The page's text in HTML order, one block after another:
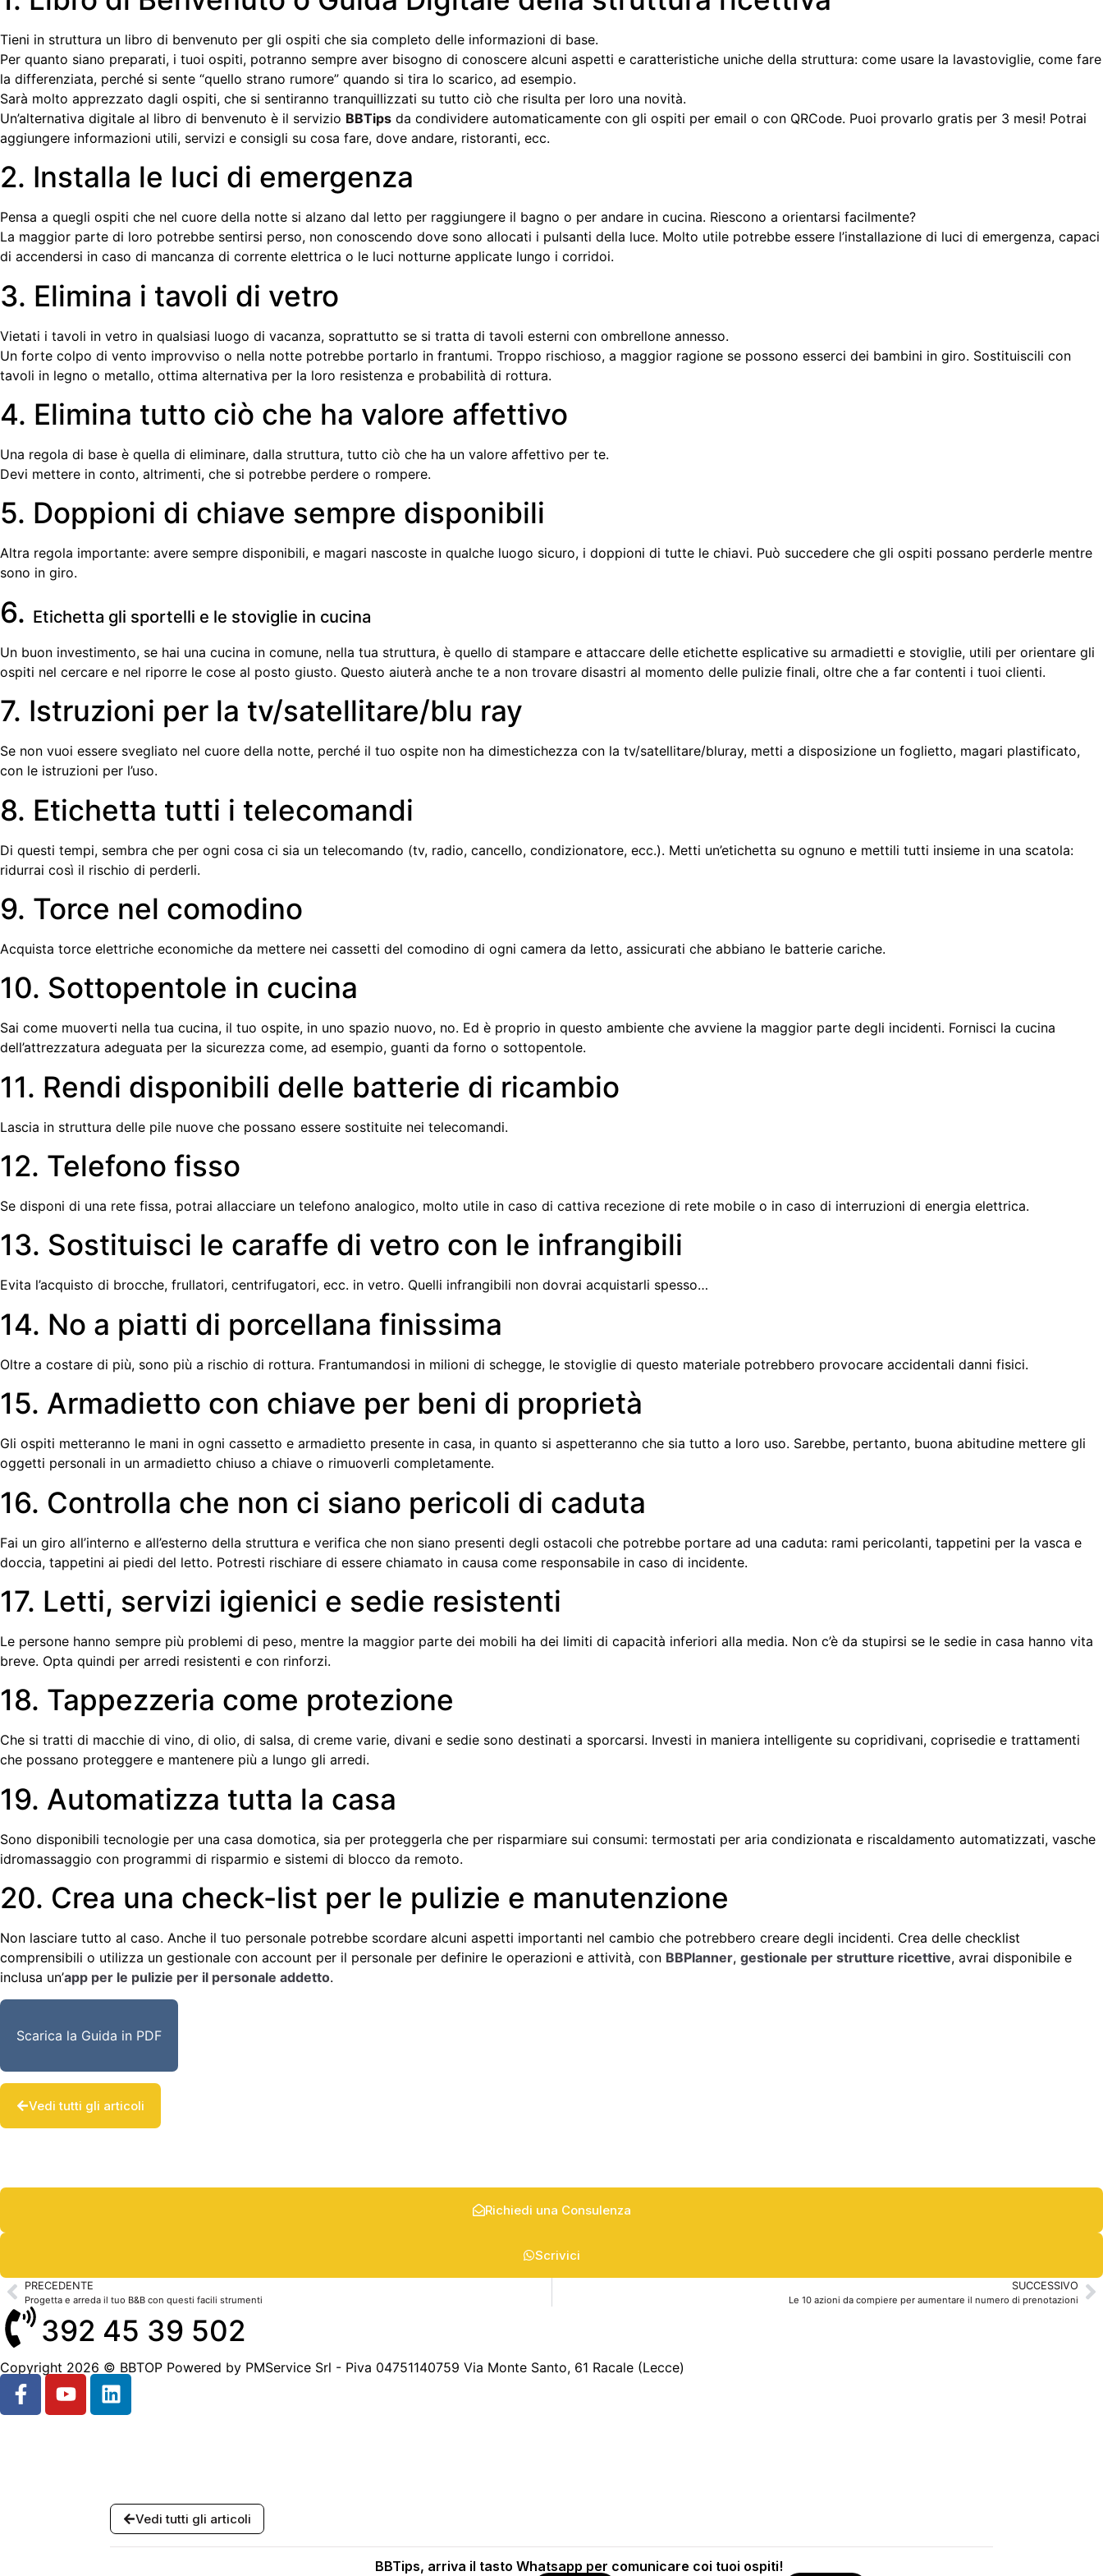
Tieni in struttura un libro di benvenuto per gli ospiti che sia completo delle informazioni di base.
Per quanto siano preparati, i tuoi ospiti, potranno sempre aver bisogno di conoscere alcuni aspetti e caratteristiche uniche della struttura: come usare la lavastoviglie, come fare
la differenziata, perché si sente “quello strano rumore” quando si tira lo scarico, ad esempio.
Sarà molto apprezzato dagli ospiti, che si sentiranno tranquillizzati su tutto ciò che risulta per loro una novità.
Un’alternativa digitale al libro di benvenuto è il servizio BBTips da condividere automaticamente con gli ospiti per email o con QRCode. Puoi provarlo gratis per 3 mesi! Potrai
aggiungere informazioni utili, servizi e consigli su cosa fare, dove andare, ristoranti, ecc.
2. Installa le luci di emergenza
Pensa a quegli ospiti che nel cuore della notte si alzano dal letto per raggiungere il bagno o per andare in cucina. Riescono a orientarsi facilmente?
La maggior parte di loro potrebbe sentirsi perso, non conoscendo dove sono allocati i pulsanti della luce. Molto utile potrebbe essere l’installazione di luci di emergenza, capaci
di accendersi in caso di mancanza di corrente elettrica o le luci notturne applicate lungo i corridoi.
3. Elimina i tavoli di vetro
Vietati i tavoli in vetro in qualsiasi luogo di vacanza, soprattutto se si tratta di tavoli esterni con ombrellone annesso.
Un forte colpo di vento improvviso o nella notte potrebbe portarlo in frantumi. Troppo rischioso, a maggior ragione se possono esserci dei bambini in giro. Sostituiscili con
tavoli in legno o metallo, ottima alternativa per la loro resistenza e probabilità di rottura.
4. Elimina tutto ciò che ha valore affettivo
Una regola di base è quella di eliminare, dalla struttura, tutto ciò che ha un valore affettivo per te.
Devi mettere in conto, altrimenti, che si potrebbe perdere o rompere.
5. Doppioni di chiave sempre disponibili
Altra regola importante: avere sempre disponibili, e magari nascoste in qualche luogo sicuro, i doppioni di tutte le chiavi. Può succedere che gli ospiti possano perderle mentre
sono in giro.
6. Etichetta gli sportelli e le stoviglie in cucina
Un buon investimento, se hai una cucina in comune, nella tua struttura, è quello di stampare e attaccare delle etichette esplicative su armadietti e stoviglie, utili per orientare gli
ospiti nel cercare e nel riporre le cose al posto giusto. Questo aiuterà anche te a non trovare disastri al momento delle pulizie finali, oltre che a far contenti i tuoi clienti.
7. Istruzioni per la tv/satellitare/blu ray
Se non vuoi essere svegliato nel cuore della notte, perché il tuo ospite non ha dimestichezza con la tv/satellitare/bluray, metti a disposizione un foglietto, magari plastificato,
con le istruzioni per l’uso.
8. Etichetta tutti i telecomandi
Di questi tempi, sembra che per ogni cosa ci sia un telecomando (tv, radio, cancello, condizionatore, ecc.). Metti un’etichetta su ognuno e mettili tutti insieme in una scatola:
ridurrai così il rischio di perderli.
9. Torce nel comodino
Acquista torce elettriche economiche da mettere nei cassetti del comodino di ogni camera da letto, assicurati che abbiano le batterie cariche.
10. Sottopentole in cucina
Sai come muoverti nella tua cucina, il tuo ospite, in uno spazio nuovo, no. Ed è proprio in questo ambiente che avviene la maggior parte degli incidenti. Fornisci la cucina
dell’attrezzatura adeguata per la sicurezza come, ad esempio, guanti da forno o sottopentole.
11. Rendi disponibili delle batterie di ricambio
Lascia in struttura delle pile nuove che possano essere sostituite nei telecomandi.
12. Telefono fisso
Se disponi di una rete fissa, potrai allacciare un telefono analogico, molto utile in caso di cattiva recezione di rete mobile o in caso di interruzioni di energia elettrica.
13. Sostituisci le caraffe di vetro con le infrangibili
Evita l’acquisto di brocche, frullatori, centrifugatori, ecc. in vetro. Quelli infrangibili non dovrai acquistarli spesso…
14. No a piatti di porcellana finissima
Oltre a costare di più, sono più a rischio di rottura. Frantumandosi in milioni di schegge, le stoviglie di questo materiale potrebbero provocare accidentali danni fisici.
15. Armadietto con chiave per beni di proprietà
Gli ospiti metteranno le mani in ogni cassetto e armadietto presente in casa, in quanto si aspetteranno che sia tutto a loro uso. Sarebbe, pertanto, buona abitudine mettere gli
oggetti personali in un armadietto chiuso a chiave o rimuoverli completamente.
16. Controlla che non ci siano pericoli di caduta
Fai un giro all’interno e all’esterno della struttura e verifica che non siano presenti degli ostacoli che potrebbe portare ad una caduta: rami pericolanti, tappetini per la vasca e
doccia, tappetini ai piedi del letto. Potresti rischiare di essere chiamato in causa come responsabile in caso di incidente.
17. Letti, servizi igienici e sedie resistenti
Le persone hanno sempre più problemi di peso, mentre la maggior parte dei mobili ha dei limiti di capacità inferiori alla media. Non c’è da stupirsi se le sedie in casa hanno vita
breve. Opta quindi per arredi resistenti e con rinforzi.
18. Tappezzeria come protezione
Che si tratti di macchie di vino, di olio, di salsa, di creme varie, divani e sedie sono destinati a sporcarsi. Investi in maniera intelligente su copridivani, coprisedie e trattamenti
che possano proteggere e mantenere più a lungo gli arredi.
19. Automatizza tutta la casa
Sono disponibili tecnologie per una casa domotica, sia per proteggerla che per risparmiare sui consumi: termostati per aria condizionata e riscaldamento automatizzati, vasche
idromassaggio con programmi di risparmio e sistemi di blocco da remoto.
20. Crea una check-list per le pulizie e manutenzione
Non lasciare tutto al caso. Anche il tuo personale potrebbe scordare alcuni aspetti importanti nel cambio che potrebbero creare degli incidenti. Crea delle checklist
comprensibili o utilizza un gestionale con account per il personale per definire le operazioni e attività, con BBPlanner, gestionale per strutture ricettive, avrai disponibile e
inclusa un’app per le pulizie per il personale addetto.
Scarica la Guida in PDF
Vedi tutti gli articoli
Richiedi una Consulenza
Scrivici
PRECEDENTE
Progetta e arreda il tuo B&B con questi facili strumenti
SUCCESSIVO
Le 10 azioni da compiere per aumentare il numero di prenotazioni
392 45 39 502
Copyright 2026 © BBTOP Powered by PMService Srl - Piva 04751140759 Via Monte Santo, 61 Racale (Lecce)
Vedi tutti gli articoli
BBTips, arriva il tasto Whatsapp per comunicare coi tuoi ospiti!